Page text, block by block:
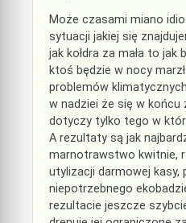
Może czasami miano
sytuacji jakiej się
jak kołdra za mała to jak
ktoś będzie w nocy
problemów
w nadziei że się w końcu
dotyczy tylko tego w
A rezultaty są jak
marnotrawstwo kwitnie,
utylizacji darmowej
niepotrzebnego
rezultacie jeszcze